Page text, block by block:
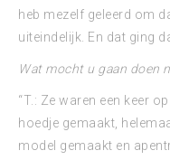
heb mezelf geleerd om
uiteindelijk. En dat ging
Wat mocht u gaan doen
“T.: Ze waren een keer
hoedje gemaakt,
model gemaakt en